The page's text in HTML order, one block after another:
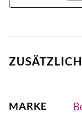
MARKE